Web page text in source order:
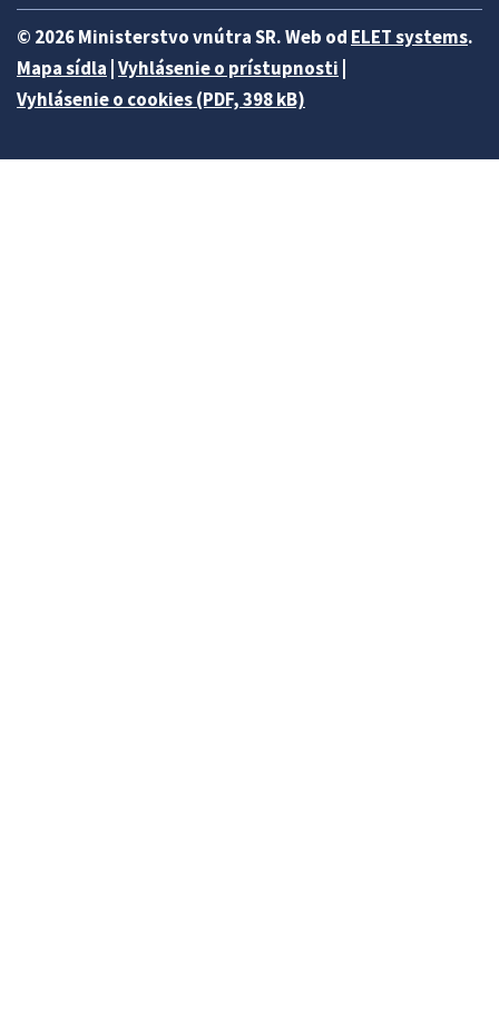
© 2026 Ministerstvo vnútra SR. Web od ELET systems.
Mapa sídla Vyhlásenie o prístupnosti
Vyhlásenie o cookies (PDF, 398 kB)